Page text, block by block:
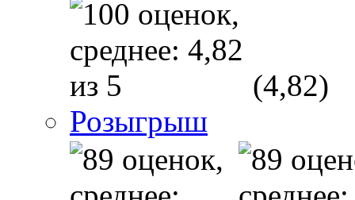
(4,82)
Розыгрыш